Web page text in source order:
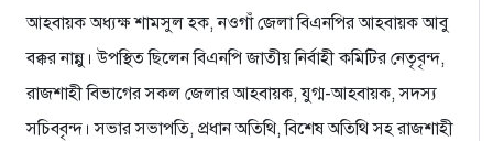
আহবায়ক অধ্যক্ষ শামসুল হক, নওগাঁ জেলা বিএনপির আহবায়ক আবু
বক্কর নান্নু। উপস্থিত ছিলেন বিএনপি জাতীয় নির্বাহী কমিটির নেতৃবৃন্দ,
রাজশাহী বিভাগের সকল জেলার আহবায়ক, যুগ্ম-আহবায়ক, সদস্য
সচিববৃন্দ। সভার সভাপতি, প্রধান অতিথি, বিশেষ অতিথি সহ রাজশাহী